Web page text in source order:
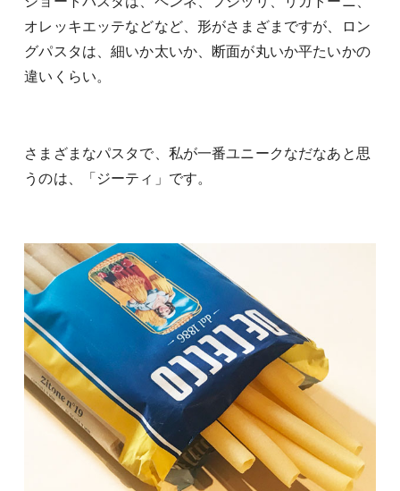
オレッキエッテなどなど、形がさまざまですが、ロン
グパスタは、細いか太いか、断面が丸いか平たいかの
違いくらい。
さまざまなパスタで、私が一番ユニークなだなあと思
うのは、「ジーティ」です。